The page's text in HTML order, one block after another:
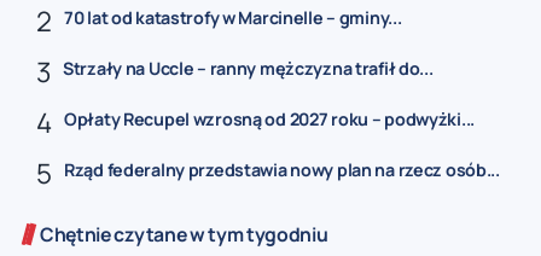
70 lat od katastrofy w Marcinelle – gminy...
Strzały na Uccle – ranny mężczyzna trafił do...
Opłaty Recupel wzrosną od 2027 roku – podwyżki...
Rząd federalny przedstawia nowy plan na rzecz osób...
Chętnie czytane w tym tygodniu